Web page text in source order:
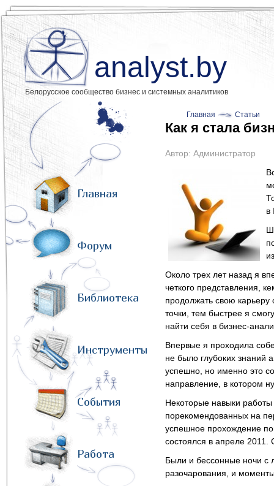
analyst.by
Белорусское сообщество бизнес и системных аналитиков
Главная
Форум
Библиотека
Инструменты
События
Работа
Главная Статьи
Как я стала
Автор: Администратор
в
Около трех лет назад я
четкого представления,
продолжать свою
точки, тем быстрее я
найти себя в бизнес-
Впервые я проходила
не было глубоких знаний
успешно, но именно это
направление, в котором
Некоторые навыки работы
порекомендованных на
успешное прохождение
состоялся в апреле 2011.
Были и бессонные ночи с
разочарования, и